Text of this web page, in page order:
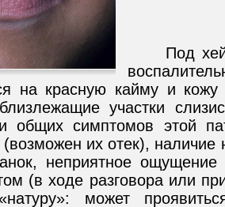
Под
на красную кайму и
участки
общих симптомов этой
(возможен их отек), наличие
неприятное
(в ходе разговора или
может